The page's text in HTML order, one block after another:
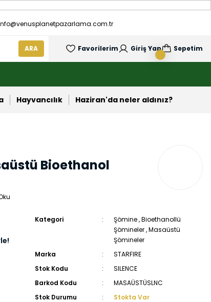
ARA Favorilerim Giriş Yap Sepetim
Hayvancılık Haziran'da neler aldınız?
Bioethanol
Kategori Şömine,Bioethanollü
Şömineler,Masaüstü
Şömineler
Marka
STARFIRE
Stok Kodu
SILENCE
Barkod Kodu
MASAÜSTÜSLNC
Stok Durumu
Stokta Var